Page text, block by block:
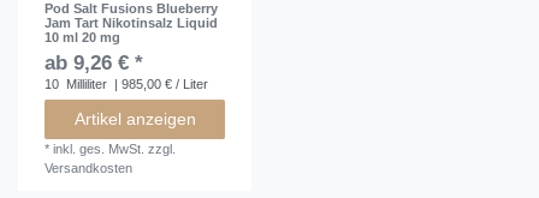
Pod Salt Fusions Blueberry
Jam Tart Nikotinsalz Liquid
10 ml 20 mg
ab 9,26 € *
10 Milliliter | 985,00 € / Liter
Artikel anzeigen
*inkl. ges. MwSt. zzgl.
Versandkosten